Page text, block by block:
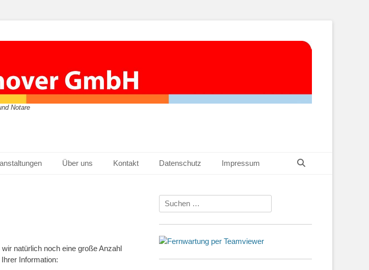
Notare
Über uns Kontakt Datenschutz Impressum
natürlich noch eine große Anzahl
Information:
Suchen
nach: